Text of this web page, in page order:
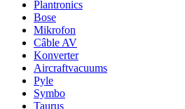
Plantronics
Bose
Mikrofon
Câble AV
Konverter
Aircraftvacuums
Pyle
Symbo
Taurus